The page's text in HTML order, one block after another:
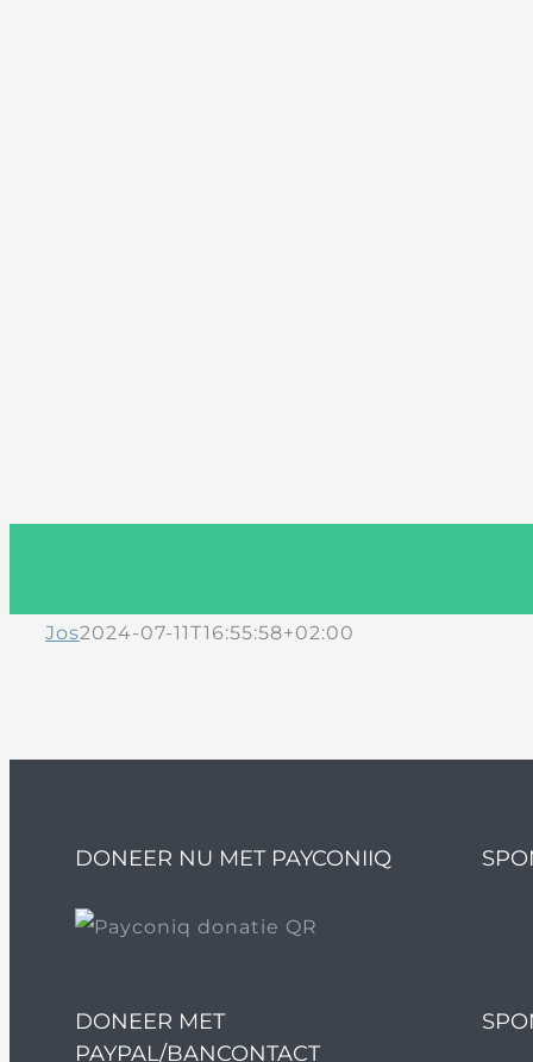
Jos2024-07-11T16:55:58+02:00
DONEER NU MET PAYCONIIQ
DONEER MET
PAYPAL/BANCONTACT